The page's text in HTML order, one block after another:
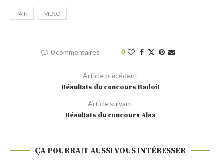
PAIN VIDÉO
0 commentaires 0
Article précédent
Résultats du concours Badoit
Article suivant
Résultats du concours Alsa
ÇA POURRAIT AUSSI VOUS INTÉRESSER